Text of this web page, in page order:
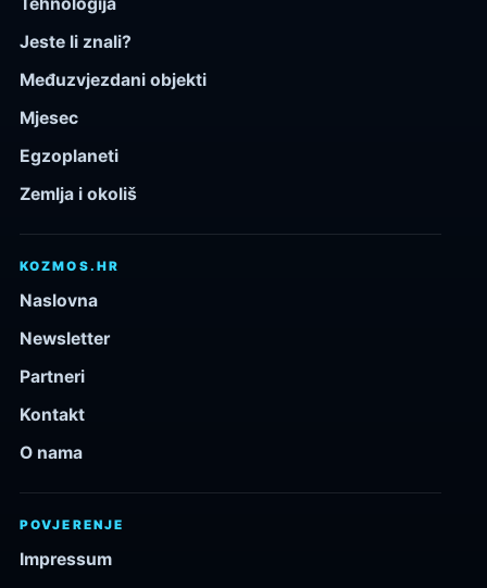
Tehnologija
Jeste li znali?
Međuzvjezdani objekti
Mjesec
Egzoplaneti
Zemlja i okoliš
KOZMOS.HR
Naslovna
Newsletter
Partneri
Kontakt
O nama
POVJERENJE
Impressum